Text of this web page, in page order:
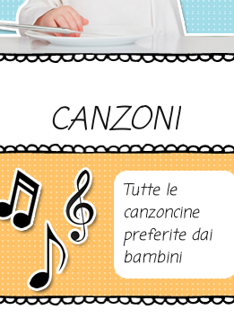
CANZONI
Tutte le
canzoncine
preferite dai
bambini